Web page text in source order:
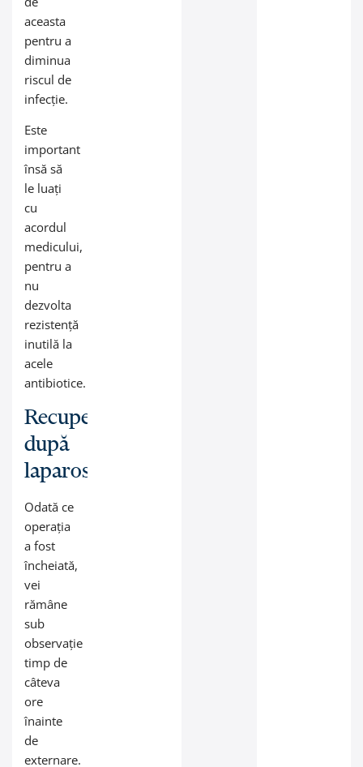
aceasta
pentru a
diminua
riscul de
infecție.
Este
important
însă să
le luați
cu
acordul
medicului,
pentru a
nu
dezvolta
rezistență
inutilă la
acele
antibiotice.
Recuperarea
după
laparoscopie
Odată ce
operația
a fost
încheiată,
vei
rămâne
sub
observație
timp de
câteva
ore
înainte
de
externare.